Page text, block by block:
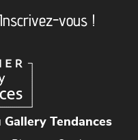
Inscrivez-vous !
Gallery Tendances